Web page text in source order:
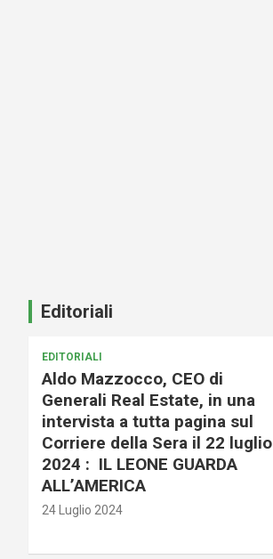
Editoriali
EDITORIALI
Aldo Mazzocco, CEO di
Generali Real Estate, in una
intervista a tutta pagina sul
Corriere della Sera il 22 luglio
2024 : IL LEONE GUARDA
ALL’AMERICA
24 Luglio 2024